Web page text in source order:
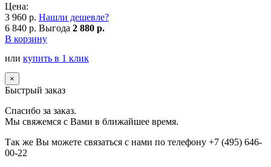
Цена:
3 960 р. Нашли дешевле?
6 840 р. Выгода 2 880 р.
В корзину
или купить в 1 клик
×
Быстрый заказ
Спасибо за заказ.
Мы свяжемся с Вами в ближайшее время.
Так же Вы можете связаться с нами по телефону +7 (495) 646-
00-22